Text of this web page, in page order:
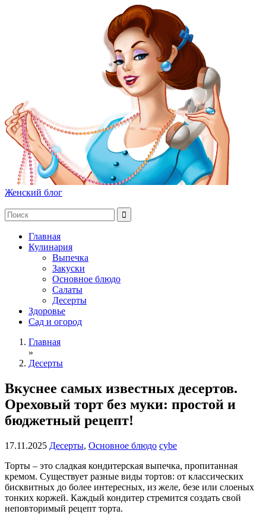
Женский блог
Главная
Кулинария
Выпечка
Закуски
Основное блюдо
Салаты
Десерты
Здоровье
Сад и огород
Главная
»
Десерты
Вкуснее самых известных десертов.
Ореховый торт без муки: простой и
бюджетный рецепт!
17.11.2025 Десерты, Основное блюдо cybe
Торты – это сладкая кондитерская выпечка, пропитанная
кремом. Существует разные виды тортов: от классических
бисквитных до более интересных, из желе, безе или слоеных
тонких коржей. Каждый кондитер стремится создать свой
неповторимый рецепт торта.